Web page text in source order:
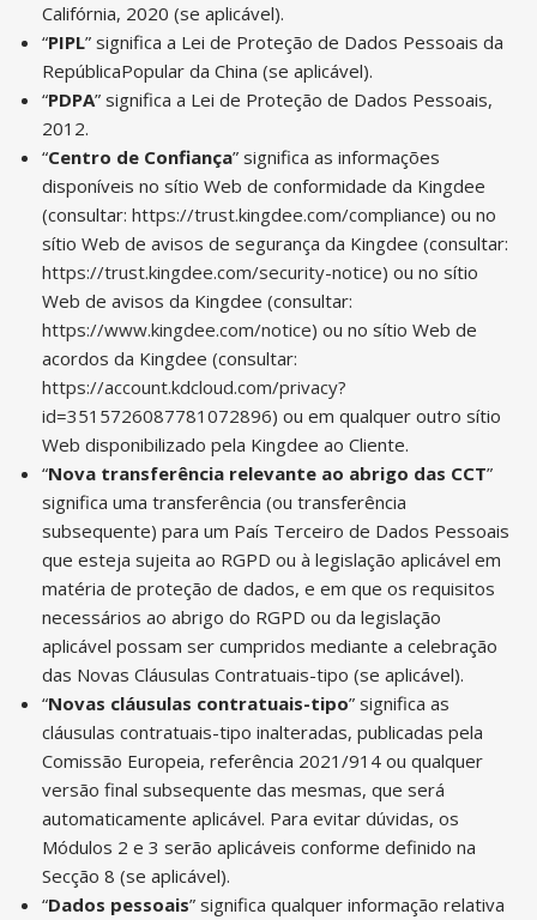
Califórnia, 2020 (se aplicável).
“PIPL” significa a Lei de Proteção de Dados Pessoais da
RepúblicaPopular da China (se aplicável).
“PDPA” significa a Lei de Proteção de Dados Pessoais,
2012.
“Centro de Confiança” significa as informações
disponíveis no sítio Web de conformidade da Kingdee
(consultar: https://trust.kingdee.com/compliance) ou no
sítio Web de avisos de segurança da Kingdee (consultar:
https://trust.kingdee.com/security-notice) ou no sítio
Web de avisos da Kingdee (consultar:
https://www.kingdee.com/notice) ou no sítio Web de
acordos da Kingdee (consultar:
https://account.kdcloud.com/privacy?
id=3515726087781072896) ou em qualquer outro sítio
Web disponibilizado pela Kingdee ao Cliente.
“Nova transferência relevante ao abrigo das CCT”
significa uma transferência (ou transferência
subsequente) para um País Terceiro de Dados Pessoais
que esteja sujeita ao RGPD ou à legislação aplicável em
matéria de proteção de dados, e em que os requisitos
necessários ao abrigo do RGPD ou da legislação
aplicável possam ser cumpridos mediante a celebração
das Novas Cláusulas Contratuais-tipo (se aplicável).
“Novas cláusulas contratuais-tipo” significa as
cláusulas contratuais-tipo inalteradas, publicadas pela
Comissão Europeia, referência 2021/914 ou qualquer
versão final subsequente das mesmas, que será
automaticamente aplicável. Para evitar dúvidas, os
Módulos 2 e 3 serão aplicáveis conforme definido na
Secção 8 (se aplicável).
“Dados pessoais” significa qualquer informação relativa